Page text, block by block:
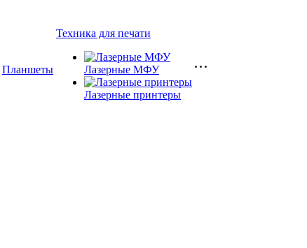
Планшеты
Техника для печати
Лазерные МФУ
Лазерные принтеры